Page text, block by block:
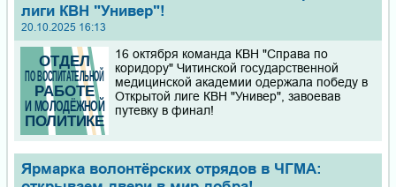
лиги КВН "Универ"!
20.10.2025 16:13
16 октября команда КВН "Справа по
коридору" Читинской государственной
медицинской академии одержала победу в
Открытой лиге КВН "Универ", завоевав
путевку в финал!
Ярмарка волонтёрских отрядов в ЧГМА: